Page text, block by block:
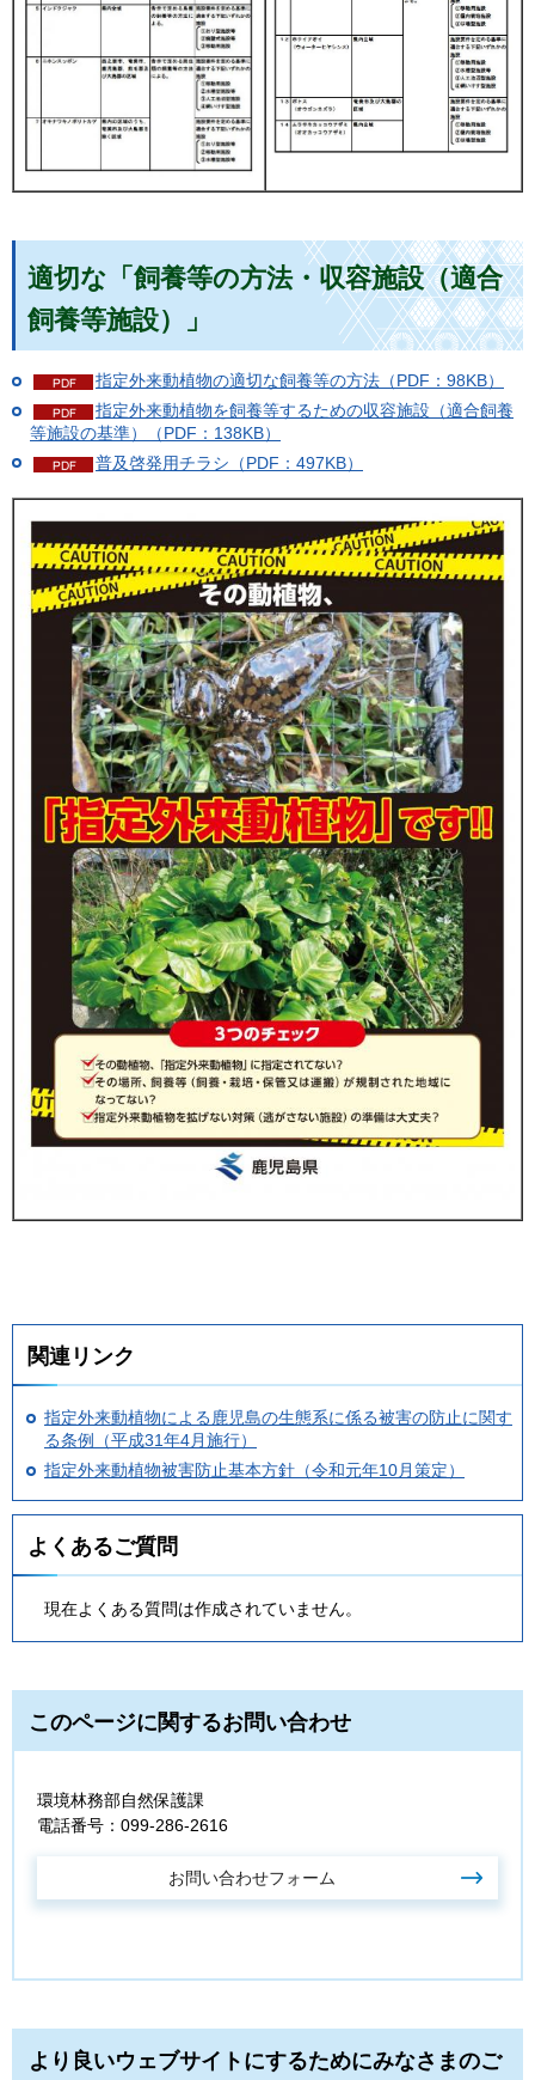
適切な「飼養等の方法・収容施設（適合
飼養等施設）」
指定外来動植物の適切な飼養等の方法（PDF：98KB）
指定外来動植物を飼養等するための収容施設（適合飼養
等施設の基準）（PDF：138KB）
普及啓発用チラシ（PDF：497KB）
関連リンク
指定外来動植物による鹿児島の生態系に係る被害の防止に関す
る条例（平成31年4月施行）
指定外来動植物被害防止基本方針（令和元年10月策定）
よくあるご質問
現在よくある質問は作成されていません。
このページに関するお問い合わせ
環境林務部自然保護課
電話番号：099-286-2616
より良いウェブサイトにするためにみなさまのご